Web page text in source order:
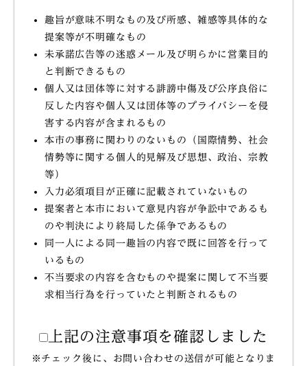
趣旨が意味不明なもの及び所感、雑感等具体的な
提案等が不明確なもの
未承諾広告等の迷惑メール及び明らかに営業目的
と判断できるもの
個人又は団体等に対する誹謗中傷及び公序良俗に
反した内容や個人又は団体等のプライバシーを侵
害する内容が含まれるもの
本市の事務に関わりのないもの（国際情勢、社会
情勢等に関する個人的見解及び思想、政治、宗教
等）
入力必須項目が正確に記載されていないもの
提案者と本市において意見内容が争訟中であるも
のや判決により終局した係争であるもの
同一人による同一趣旨の内容で既に回答を行って
いるもの
不当要求の内容を含むものや提案に関して不当要
求相当行為を行っていたと判断されるもの
上記の注意事項を確認しました
※チェック後に、お問い合わせの送信が可能となりま